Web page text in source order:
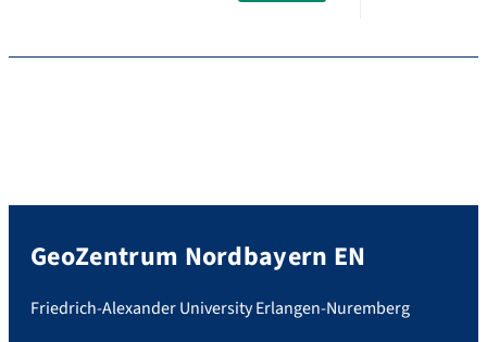
GeoZentrum Nordbayern EN
Friedrich-Alexander University Erlangen-Nuremberg